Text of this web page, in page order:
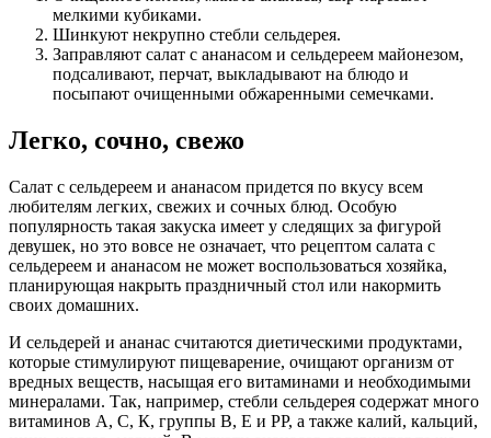
мелкими кубиками.
Шинкуют некрупно стебли сельдерея.
Заправляют салат с ананасом и сельдереем майонезом,
подсаливают, перчат, выкладывают на блюдо и
посыпают очищенными обжаренными семечками.
Легко, сочно, свежо
Салат с сельдереем и ананасом придется по вкусу всем
любителям легких, свежих и сочных блюд. Особую
популярность такая закуска имеет у следящих за фигурой
девушек, но это вовсе не означает, что рецептом салата с
сельдереем и ананасом не может воспользоваться хозяйка,
планирующая накрыть праздничный стол или накормить
своих домашних.
И сельдерей и ананас считаются диетическими продуктами,
которые стимулируют пищеварение, очищают организм от
вредных веществ, насыщая его витаминами и необходимыми
минералами. Так, например, стебли сельдерея содержат много
витаминов А, С, К, группы В, Е и РР, а также калий, кальций,